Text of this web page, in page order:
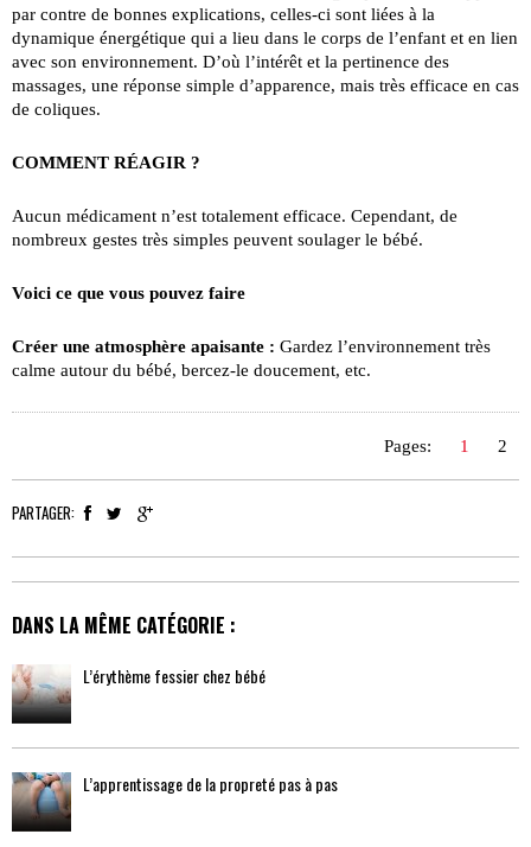
par contre de bonnes explications, celles-ci sont liées à la
dynamique énergétique qui a lieu dans le corps de l’enfant et en lien
avec son environnement. D’où l’intérêt et la pertinence des
massages, une réponse simple d’apparence, mais très effi­cace en cas
de coliques.
COMMENT RÉAGIR ?
Aucun médicament n’est totalement efficace. Cependant, de
nombreux gestes très simples peuvent soulager le bébé.
Voici ce que vous pouvez faire
Créer une atmosphère apaisante : Gardez l’environne­ment très
calme autour du bébé, bercez-le doucement, etc.
Pages: 1 2
PARTAGER:
DANS LA MÊME CATÉGORIE :
L’érythème fessier chez bébé
L’apprentissage de la propreté pas à pas